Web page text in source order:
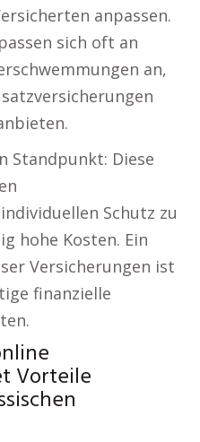
anpassen.
sich oft an
an,
Standpunkt: Diese
Schutz zu
hohe Kosten. Ein
Versicherungen ist
finanzielle
Vorteile